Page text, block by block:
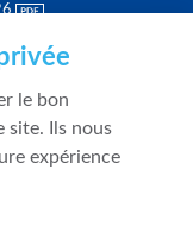
le bon
site. Ils nous
expérience